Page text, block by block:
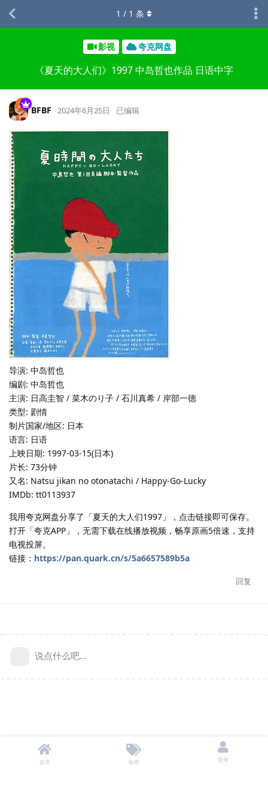
影视 夸克网盘
《夏天的大人们》1997 中岛哲也作品 日语中字
1 / 1 条
BFBF 2024年6月25日 已编辑
导演: 中岛哲也
编剧: 中岛哲也
主演: 日高圭智 / 菜木のり子 / 石川真希 / 岸部一德
类型: 剧情
制片国家/地区: 日本
语言: 日语
上映日期: 1997-03-15(日本)
片长: 73分钟
又名: Natsu jikan no otonatachi / Happy-Go-Lucky
IMDb: tt0113937
我用夸克网盘分享了「夏天的大人们1997」，点击链接即可保存。
打开「夸克APP」，无需下载在线播放视频，畅享原画5倍速，支持
电视投屏。
链接： https://pan.quark.cn/s/5a6657589b5a
回复
说点什么吧...
首页 标签 登录